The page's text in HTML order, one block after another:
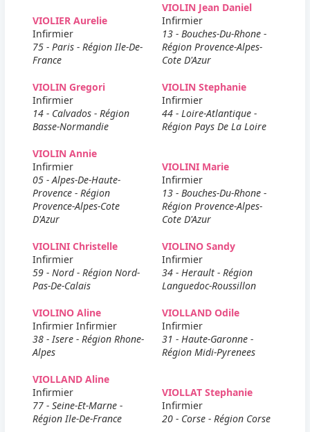
VIOLIER Aurelie
Infirmier
75 - Paris - Région Ile-De-
France
VIOLIN Jean Daniel
Infirmier
13 - Bouches-Du-Rhone -
Région Provence-Alpes-
Cote D'Azur
VIOLIN Gregori
Infirmier
14 - Calvados - Région
Basse-Normandie
VIOLIN Stephanie
Infirmier
44 - Loire-Atlantique -
Région Pays De La Loire
VIOLIN Annie
Infirmier
05 - Alpes-De-Haute-
Provence - Région
Provence-Alpes-Cote
D'Azur
VIOLINI Marie
Infirmier
13 - Bouches-Du-Rhone -
Région Provence-Alpes-
Cote D'Azur
VIOLINI Christelle
Infirmier
59 - Nord - Région Nord-
Pas-De-Calais
VIOLINO Sandy
Infirmier
34 - Herault - Région
Languedoc-Roussillon
VIOLINO Aline
Infirmier Infirmier
38 - Isere - Région Rhone-
Alpes
VIOLLAND Odile
Infirmier
31 - Haute-Garonne -
Région Midi-Pyrenees
VIOLLAND Aline
Infirmier
77 - Seine-Et-Marne -
Région Ile-De-France
VIOLLAT Stephanie
Infirmier
20 - Corse - Région Corse